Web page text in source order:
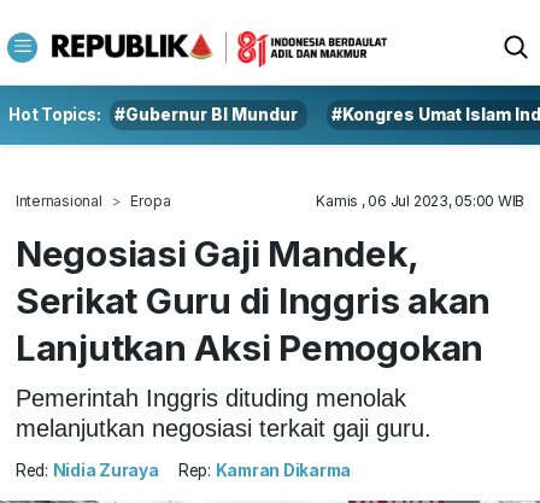
Hot Topics: #Gubernur BI Mundur #Kongres Umat Islam
Internasional Eropa Kamis , 06 Jul 2023, 05:00 WIB
Negosiasi Gaji Mandek,
Serikat Guru di Inggris akan
Lanjutkan Aksi Pemogokan
Pemerintah Inggris dituding menolak
melanjutkan negosiasi terkait gaji guru.
Red: Nidia Zuraya Rep: Kamran Dikarma